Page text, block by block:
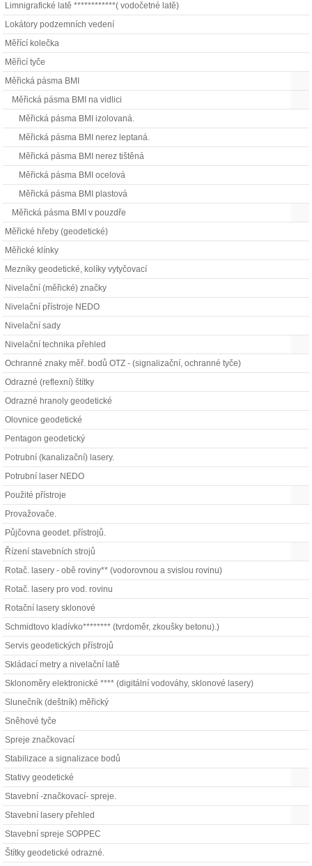
Limnigrafické latě ************( vodočetné latě)
Lokátory podzemních vedení
Měřící kolečka
Měřicí tyče
Měřická pásma BMI
Měřická pásma BMI na vidlici
Měřická pásma BMI izolovaná.
Měřická pásma BMI nerez leptaná.
Měřická pásma BMI nerez tištěná
Měřická pásma BMI ocelová
Měřická pásma BMI plastová
Měřická pásma BMI v pouzdře
Měřické hřeby (geodetické)
Měřické klínky
Mezníky geodetické, kolíky vytyčovací
Nivelační (měřické) značky
Nivelační přístroje NEDO
Nivelační sady
Nivelační technika přehled
Ochranné znaky měř. bodů OTZ - (signalizační, ochranné tyče)
Odrazné (reflexní) štítky
Odrazné hranoly geodetické
Olovnice geodetické
Pentagon geodetický
Potrubní (kanalizační) lasery.
Potrubní laser NEDO
Použité přístroje
Provažovače.
Půjčovna geodet. přístrojů.
Řízení stavebních strojů
Rotač. lasery - obě roviny** (vodorovnou a svislou rovinu)
Rotač. lasery pro vod. rovinu
Rotační lasery sklonové
Schmidtovo kladívko******** (tvrdoměr, zkoušky betonu).)
Servis geodetických přístrojů
Skládací metry a nivelační latě
Sklonoměry elektronické **** (digitální vodováhy, sklonové lasery)
Slunečník (deštník) měřický
Sněhové tyče
Spreje značkovací
Stabilizace a signalizace bodů
Stativy geodetické
Stavební -značkovací- spreje.
Stavební lasery přehled
Stavební spreje SOPPEC
Štítky geodetické odrazné.